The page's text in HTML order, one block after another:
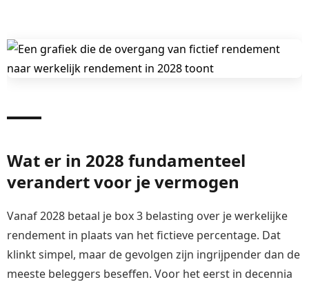
Wat er in 2028 fundamenteel
verandert voor je vermogen
Vanaf 2028 betaal je box 3 belasting over je werkelijke
rendement in plaats van het fictieve percentage. Dat
klinkt simpel, maar de gevolgen zijn ingrijpender dan de
meeste beleggers beseffen. Voor het eerst in decennia